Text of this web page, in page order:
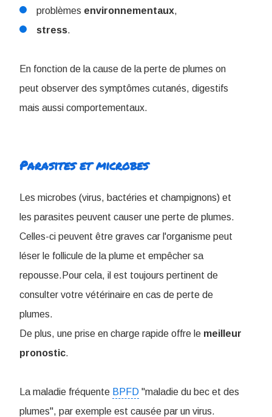
problèmes environnementaux,
stress.
En fonction de la cause de la perte de plumes on
peut observer des symptômes cutanés, digestifs
mais aussi comportementaux.
Parasites et microbes
Les microbes (virus, bactéries et champignons) et
les parasites peuvent causer une perte de plumes.
Celles-ci peuvent être graves car l'organisme peut
léser le follicule de la plume et empêcher sa
repousse.Pour cela, il est toujours pertinent de
consulter votre vétérinaire en cas de perte de
plumes.
De plus, une prise en charge rapide offre le meilleur
pronostic.
La maladie fréquente BPFD "maladie du bec et des
plumes", par exemple est causée par un virus.